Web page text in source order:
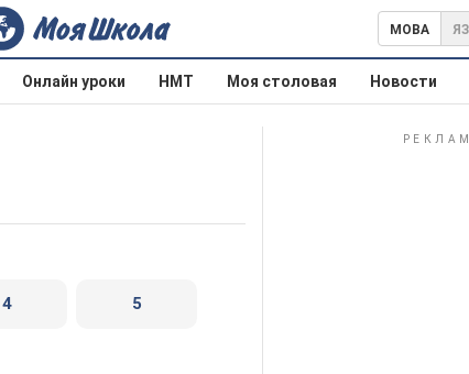
МОВА
Онлайн уроки НМТ Моя столовая Новости
4 5